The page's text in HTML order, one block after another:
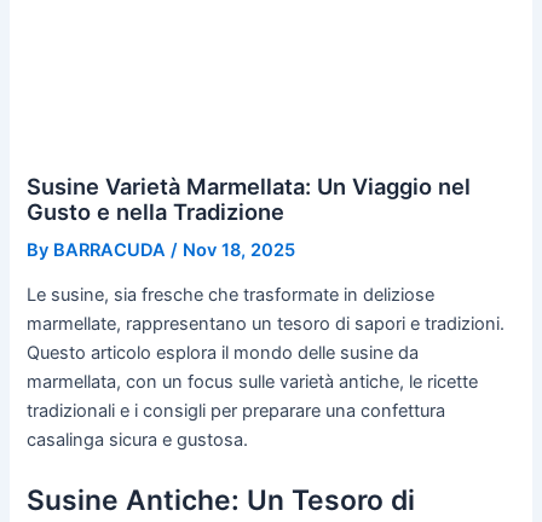
Susine Varietà Marmellata: Un Viaggio nel
Gusto e nella Tradizione
By BARRACUDA / Nov 18, 2025
Le susine, sia fresche che trasformate in deliziose
marmellate, rappresentano un tesoro di sapori e tradizioni.
Questo articolo esplora il mondo delle susine da
marmellata, con un focus sulle varietà antiche, le ricette
tradizionali e i consigli per preparare una confettura
casalinga sicura e gustosa.
Susine Antiche: Un Tesoro di